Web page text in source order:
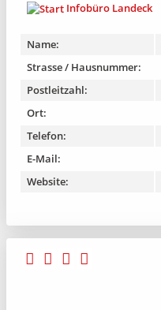
Infobüro Landeck
Name:
Strasse / Hausnummer:
Postleitzahl:
Ort:
Telefon:
E-Mail:
Website: